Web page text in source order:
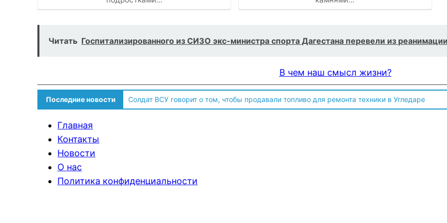
Читать Госпитализированного из СИЗО экс-министра спорта Дагестана перевели из
В чем наш смысл жизни?
Последние новости Солдат ВСУ говорит о том, чтобы продавали топливо для ремонта техники в Угледаре
Главная
Контакты
Новости
О нас
Политика конфиденциальности